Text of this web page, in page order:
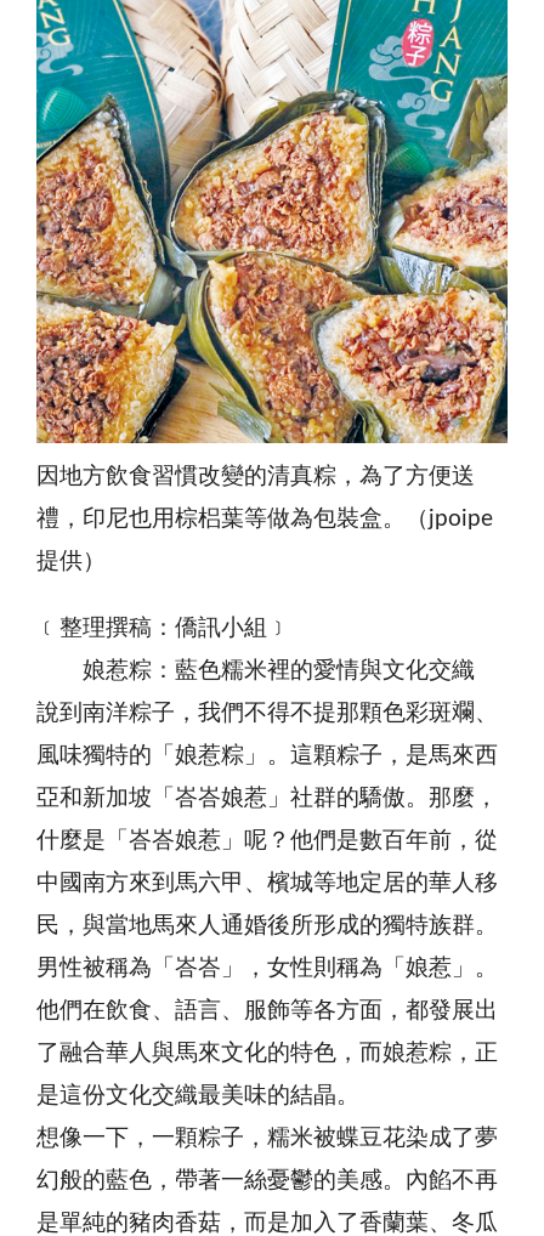
因地方飲食習慣改變的清真粽，為了方便送
禮，印尼也用棕梠葉等做為包裝盒。（jpoipe
提供）
﹝整理撰稿：僑訊小組﹞
娘惹粽：藍色糯米裡的愛情與文化交織
說到南洋粽子，我們不得不提那顆色彩斑斕、
風味獨特的「娘惹粽」。這顆粽子，是馬來西
亞和新加坡「峇峇娘惹」社群的驕傲。那麼，
什麼是「峇峇娘惹」呢？他們是數百年前，從
中國南方來到馬六甲、檳城等地定居的華人移
民，與當地馬來人通婚後所形成的獨特族群。
男性被稱為「峇峇」，女性則稱為「娘惹」。
他們在飲食、語言、服飾等各方面，都發展出
了融合華人與馬來文化的特色，而娘惹粽，正
是這份文化交織最美味的結晶。
想像一下，一顆粽子，糯米被蝶豆花染成了夢
幻般的藍色，帶著一絲憂鬱的美感。內餡不再
是單純的豬肉香菇，而是加入了香蘭葉、冬瓜